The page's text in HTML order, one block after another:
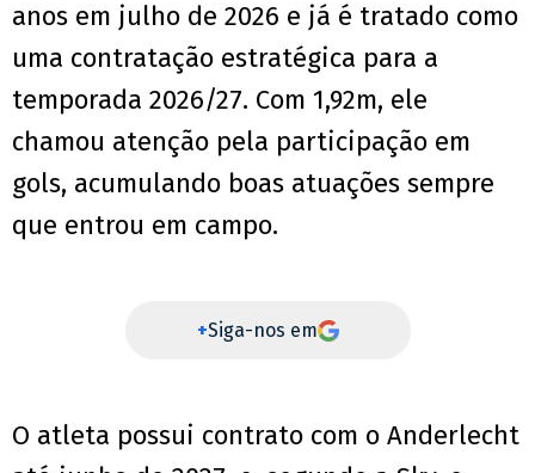
anos em julho de 2026 e já é tratado como
uma contratação estratégica para a
temporada 2026/27. Com 1,92m, ele
chamou atenção pela participação em
gols, acumulando boas atuações sempre
que entrou em campo.
+Siga-nos em
O atleta possui contrato com o Anderlecht